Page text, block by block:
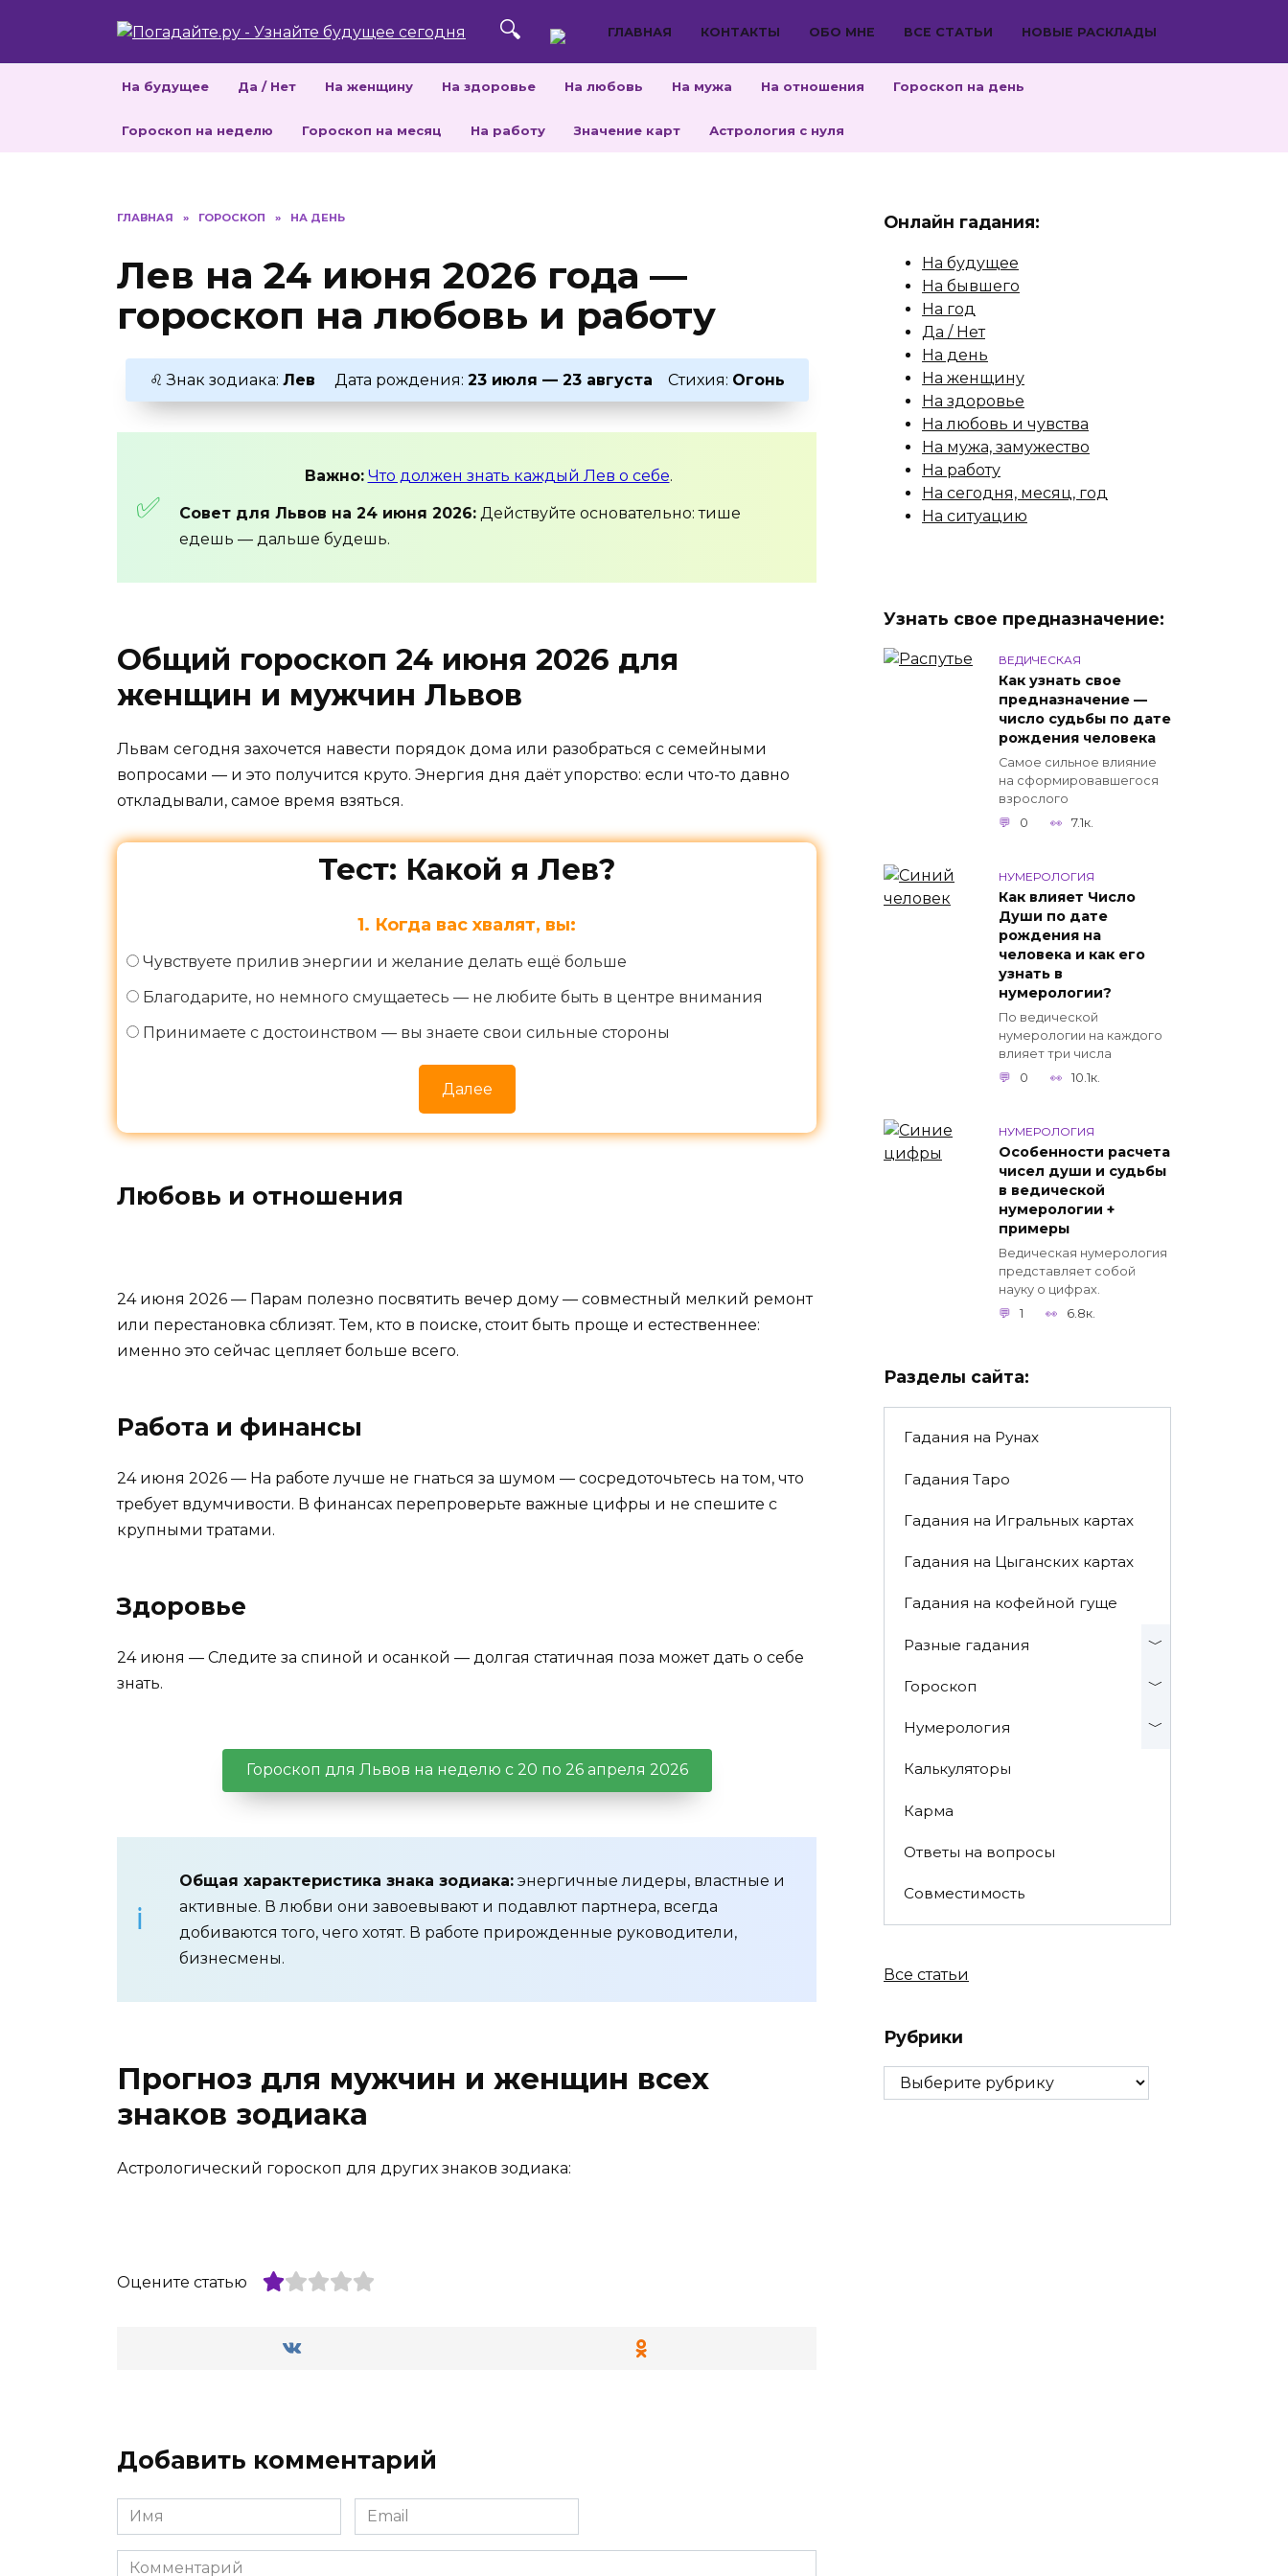
ГЛАВНАЯ КОНТАКТЫ ОБО МНЕ ВСЕ СТАТЬИ НОВЫЕ РАСКЛАДЫ
На будущее Да / Нет На женщину На здоровье На любовь На мужа На отношения Гороскоп на день
Гороскоп на неделю Гороскоп на месяц На работу Значение карт Астрология с нуля
ГЛАВНАЯ » ГОРОСКОП » НА ДЕНЬ
Лев на 24 июня 2026 года —
гороскоп на любовь и работу
♌ Знак зодиака: Лев Дата рождения: 23 июля — 23 августа Стихия: Огонь
Важно: Что должен знать каждый Лев о себе.
Совет для Львов на 24 июня 2026: Действуйте основательно: тише
едешь — дальше будешь.
Общий гороскоп 24 июня 2026 для
женщин и мужчин Львов
Львам сегодня захочется навести порядок дома или разобраться с семейными
вопросами — и это получится круто. Энергия дня даётупорство: если что-то давно
откладывали, самое время взяться.
Тест: Какой я Лев?
1. Когда вас хвалят, вы:
Чувствуете прилив энергии и желание делать ещё больше
Благодарите, но немного смущаетесь — не любите быть в центре внимания
Принимаете с достоинством — вы знаете свои сильные стороны
Далее
Любовь и отношения
24 июня 2026 — Парам полезно посвятить вечер дому — совместный мелкий ремонт
или перестановка сблизят. Тем, кто в поиске, стоитбыть проще и естественнее:
именно это сейчас цепляетбольше всего.
Работа и финансы
24 июня 2026 — На работе лучше не гнаться за шумом — сосредоточьтесь на том, что
требуетвдумчивости. В финансах перепроверьте важные цифры и не спешите с
крупными тратами.
Здоровье
24 июня — Следите за спиной и осанкой — долгая статичная поза можетдать о себе
знать.
Гороскоп для Львов на неделю с 20 по 26 апреля 2026
Общая характеристика знака зодиака: энергичные лидеры, властные и
активные. В любви они завоевывают и подавлют партнера, всегда
добиваются того, чего хотят. В работе прирожденные руководители,
бизнесмены.
Прогноз для мужчин и женщин всех
знаков зодиака
Астрологический гороскоп для других знаков зодиака:
Оцените статью
Добавить комментарий
Имя
*
Email
*
Комментарий
Онлайн гадания:
На будущее
На бывшего
На год
Да / Нет
На день
На женщину
На здоровье
На любовь и чувства
На мужа, замужество
На работу
На сегодня, месяц, год
На ситуацию
Узнать свое предназначение:
ВЕДИЧЕСКАЯ
Как узнать свое
предназначение —
число судьбы по дате
рождения человека
Самое сильное влияние
на сформировавшегося
взрослого
0
7.1к.
НУМЕРОЛОГИЯ
Как влияет Число
Души по дате
рождения на
человека и как его
узнать в
нумерологии?
По ведической
нумерологии на каждого
влияет три числа
0
10.1к.
НУМЕРОЛОГИЯ
Особенности расчета
чисел души и судьбы
в ведической
нумерологии +
примеры
Ведическая нумерология
представляет собой
науку о цифрах.
1
6.8к.
Разделы сайта:
Гадания на Рунах
Гадания Таро
Гадания на Игральных картах
Гадания на Цыганских картах
Гадания на кофейной гуще
Разные гадания
Гороскоп
Нумерология
Калькуляторы
Карма
Ответы на вопросы
Совместимость
Все статьи
Рубрики
Рубрики